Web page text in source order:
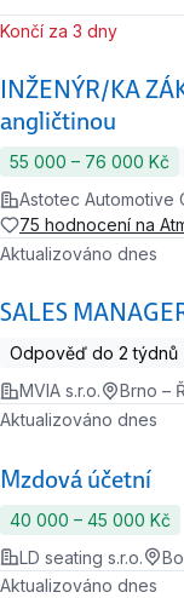
INŽENÝR/KA
angličtinou
Končí za 3 dny
55 000 ‍–‍ 76 000 Kč
Astotec Automotive
75 hodnocení na
SALES
Aktualizováno dnes
Odpověď do 2 týdnů
MVIA s.r.o.
Brno –
Mzdová účetní
Aktualizováno dnes
40 000 ‍–‍ 45 000 Kč
LD seating s.r.o.
Aktualizováno dnes